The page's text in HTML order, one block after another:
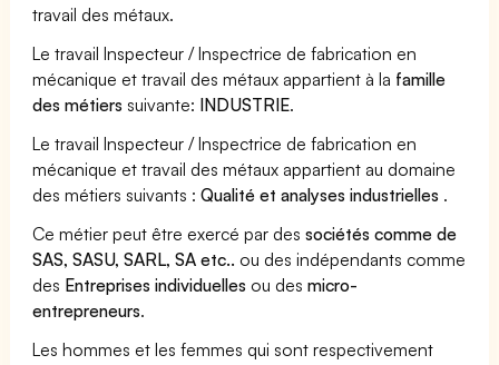
travail des métaux.
Le travail Inspecteur / Inspectrice de fabrication en
mécanique et travail des métaux appartient à la famille
des métiers suivante: INDUSTRIE.
Le travail Inspecteur / Inspectrice de fabrication en
mécanique et travail des métaux appartient au domaine
des métiers suivants :Qualité et analyses industrielles .
Ce métier peut être exercé par dessociétés comme de
SAS, SASU, SARL, SA etc.. ou des indépendants comme
des Entreprises individuelles ou desmicro-
entrepreneurs.
Les hommes et les femmes qui sont respectivement